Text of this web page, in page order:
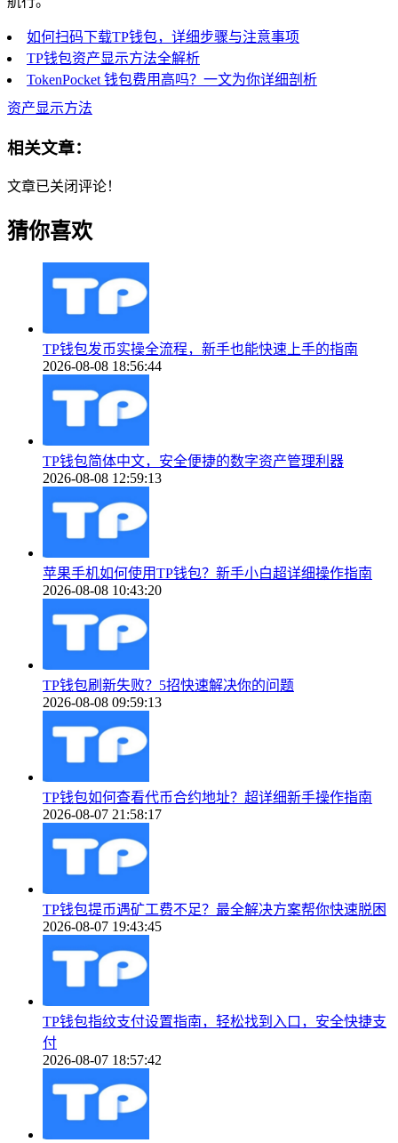
如何扫码下载TP钱包，详细步骤与注意事项
TP钱包资产显示方法全解析
TokenPocket 钱包费用高吗？一文为你详细剖析
资产显示方法
相关文章：
文章已关闭评论！
猜你喜欢
TP钱包发币实操全流程，新手也能快速上手的指南
2026-08-08 18:56:44
TP钱包简体中文，安全便捷的数字资产管理利器
2026-08-08 12:59:13
苹果手机如何使用TP钱包？新手小白超详细操作指南
2026-08-08 10:43:20
TP钱包刷新失败？5招快速解决你的问题
2026-08-08 09:59:13
TP钱包如何查看代币合约地址？超详细新手操作指南
2026-08-07 21:58:17
TP钱包提币遇矿工费不足？最全解决方案帮你快速脱困
2026-08-07 19:43:45
TP钱包指纹支付设置指南，轻松找到入口，安全快捷支
付
2026-08-07 18:57:42